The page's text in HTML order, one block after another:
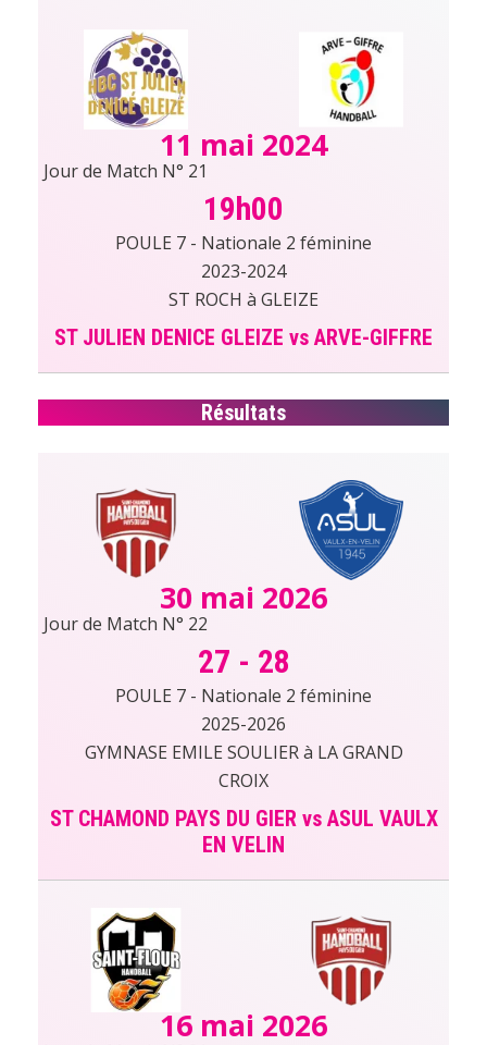
11 mai 2024
Jour de Match N° 21
19h00
POULE 7 - Nationale 2 féminine
2023-2024
ST ROCH à GLEIZE
ST JULIEN DENICE GLEIZE vs ARVE-GIFFRE
Résultats
30 mai 2026
Jour de Match N° 22
27 - 28
POULE 7 - Nationale 2 féminine
2025-2026
GYMNASE EMILE SOULIER à LA GRAND
CROIX
ST CHAMOND PAYS DU GIER vs ASUL VAULX
EN VELIN
16 mai 2026